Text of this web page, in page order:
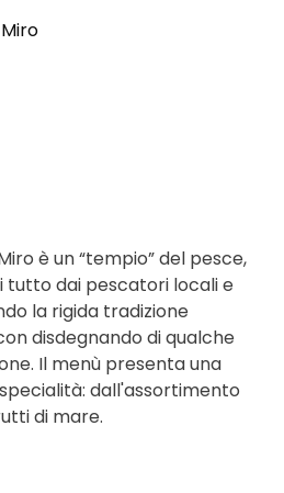
è un “tempio” del pesce,
tutto dai pescatori locali e
la rigida tradizione
disdegnando di qualche
Il menù presenta una
dall'assortimento
di mare.